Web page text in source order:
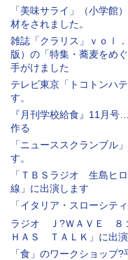
「美味サライ」（小学館
材をされました。
雑誌「クラリス」ｖｏｌ
版）の「特集・蕎麦をめ
手がけました
テレビ東京「トコトンハ
す。
『月刊学校給食』11月号
作る
「ニューススクランブル
す。
「ＴＢＳラジオ 生島ヒ
線」に出演します
「イタリア・スローシテ
ラジオ Ｊ?ＷＡＶＥ ８
ＨＡＳ ＴＡＬＫ」に出
「食」のワークショップ